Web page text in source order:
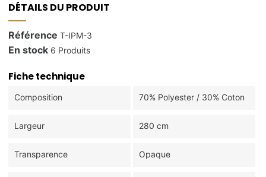
DÉTAILS DU PRODUIT
Référence T-IPM-3
En stock 6 Produits
Fiche technique
Composition 70% Polyester / 30% Coton
Largeur 280 cm
Transparence Opaque